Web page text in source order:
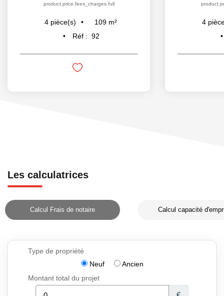
product.price.fees_charges.full
4 pièce(s) 109 m²
Réf : 92
4
Les calculatrices
Calcul Frais de notaire Calcul capacité